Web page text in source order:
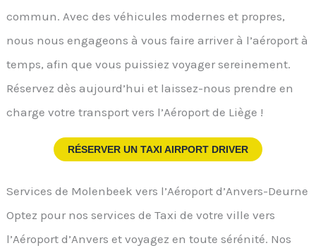
commun. Avec des véhicules modernes et propres,
nous nous engageons à vous faire arriver à l’aéroport à
temps, afin que vous puissiez voyager sereinement.
Réservez dès aujourd’hui et laissez-nous prendre en
charge votre transport vers l’Aéroport de Liège !
RÉSERVER UN TAXI AIRPORT DRIVER
Services de Molenbeek vers l’Aéroport d’Anvers-Deurne
Optez pour nos services de Taxi de votre ville vers
l’Aéroport d’Anvers et voyagez en toute sérénité. Nos